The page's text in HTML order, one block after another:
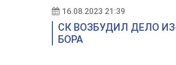
16.08.2023 21:39
СК ВОЗБУДИЛ ДЕЛО
БОРА